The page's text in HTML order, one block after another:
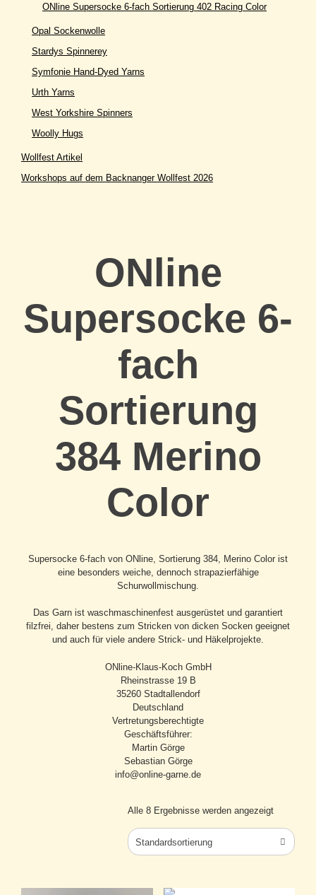
ONline
Supersocke 6-
fach
Sortierung
384 Merino
Color
Supersocke 6-fach von ONline, Sortierung 384, Merino Color ist
eine besonders weiche, dennoch strapazierfähige
Schurwollmischung.
Das Garn ist waschmaschinenfest ausgerüstet und garantiert
filzfrei, daher bestens zum Stricken von dicken Socken geeignet
und auch für viele andere Strick- und Häkelprojekte.
ONline-Klaus-Koch GmbH
Rheinstrasse 19 B
35260 Stadtallendorf
Deutschland
Vertretungsberechtigte
Geschäftsführer:
Martin Görge
Sebastian Görge
info@online-garne.de
Alle 8 Ergebnisse werden angezeigt
Standardsortierung
ONline Supersocke 6-fach Sortierung 402 Racing Color
Opal Sockenwolle
Stardys Spinnerey
Symfonie Hand-Dyed Yarns
Urth Yarns
West Yorkshire Spinners
Woolly Hugs
Wollfest Artikel
Workshops auf dem Backnanger Wollfest 2026